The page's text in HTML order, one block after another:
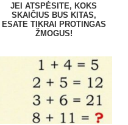
JEI ATSPĖSITE, KOKS
SKAIČIUS BUS KITAS,
ESATE TIKRAI PROTINGAS
ŽMOGUS!